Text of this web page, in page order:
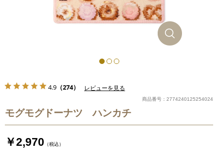
4.9 （274） レビューを見る
商品番号：2774240125254024
モグモグドーナツ ハンカチ
￥2,970 （税込）